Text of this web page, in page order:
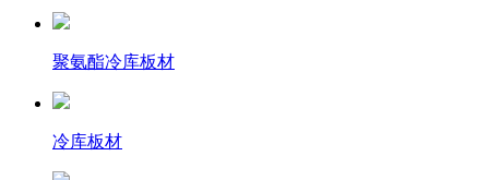
聚氨酯冷库板材
冷库板材